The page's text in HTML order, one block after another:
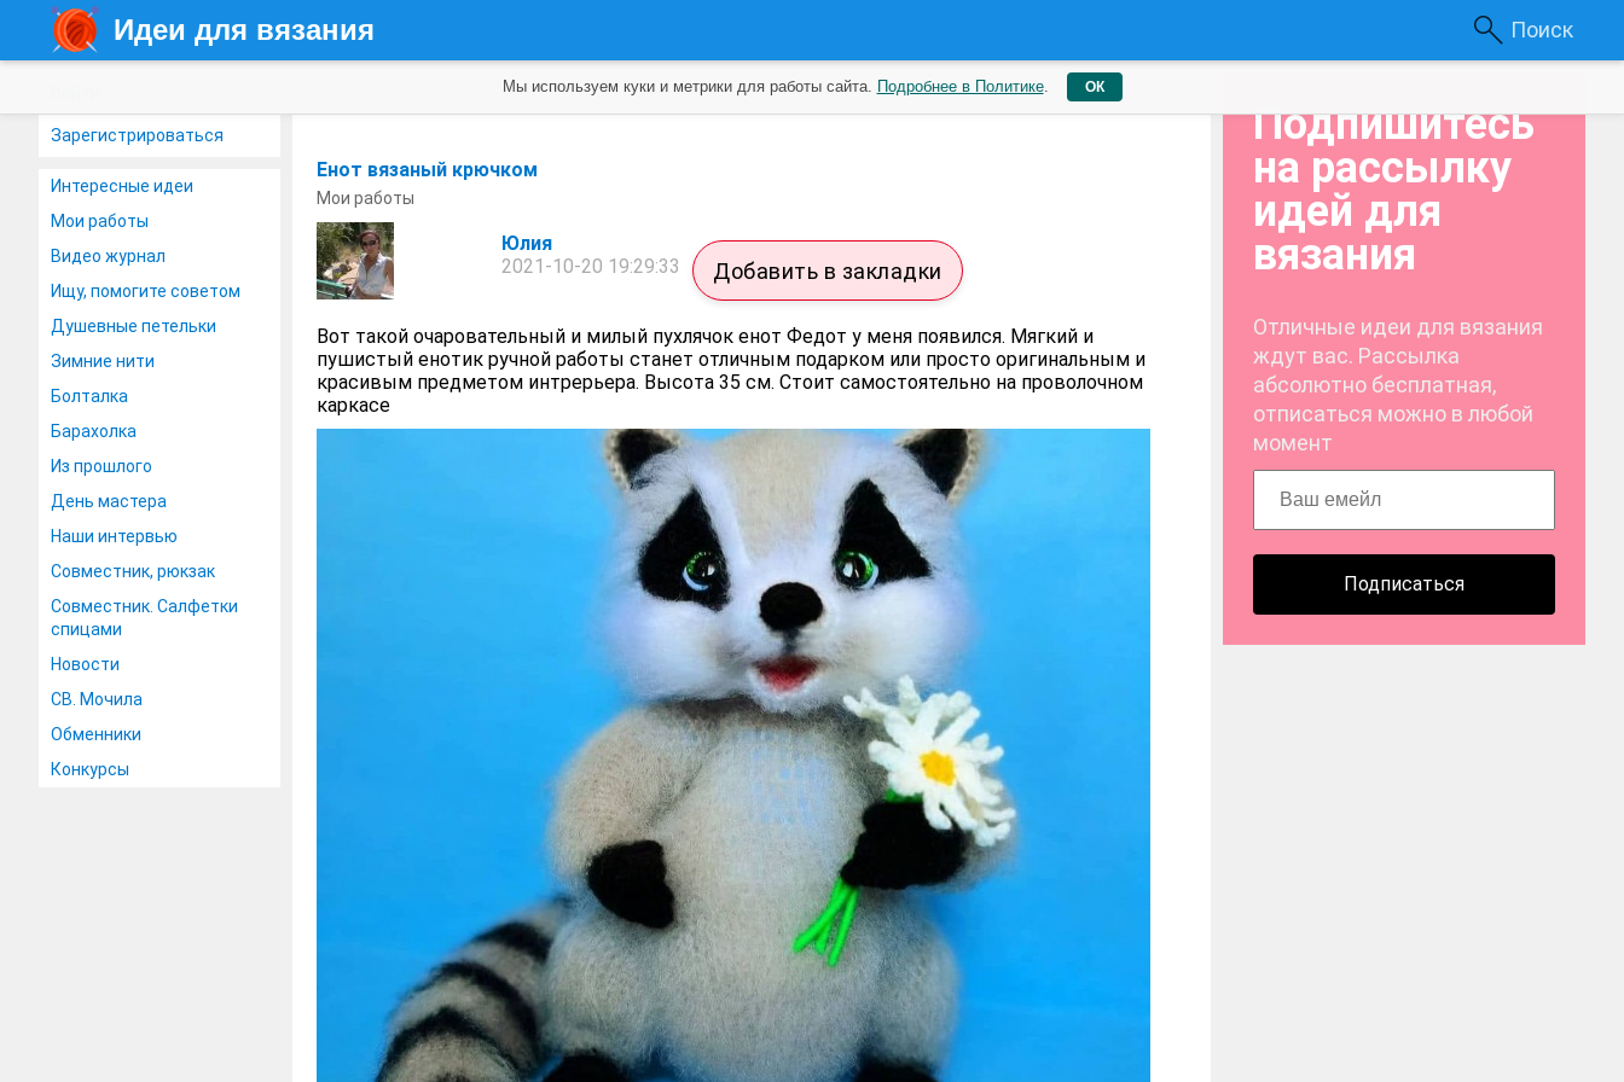
Идеи для вязания Поиск
Зарегистрироваться
Интересные идеи
Мои работы
Видео журнал
Ищу, помогите советом
Душевные петельки
Зимние нити
Болталка
Барахолка
Из прошлого
День мастера
Наши интервью
Совместник, рюкзак
Совместник. Салфетки
спицами
Новости
СВ. Мочила
Обменники
Конкурсы
Енот вязаный крючком
Мои работы
Юлия
2021-10-20 19:29:33
Добавить в закладки
Вот такой очаровательный и милый пухлячок енот Федот у меня появился. Мягкий и
пушистый енотик ручной работы станет отличным подарком или просто оригинальным и
красивым предметом интрерьера. Высота 35 см. Стоит самостоятельно на проволочном
каркасе
Подпишитесь
на рассылку
идей для
вязания
Отличные идеи для вязания
ждут вас. Рассылка
абсолютно бесплатная,
отписаться можно в любой
момент
Подписаться
Мы используем куки и метрики для работы сайта. Подробнее в Политике. ОК